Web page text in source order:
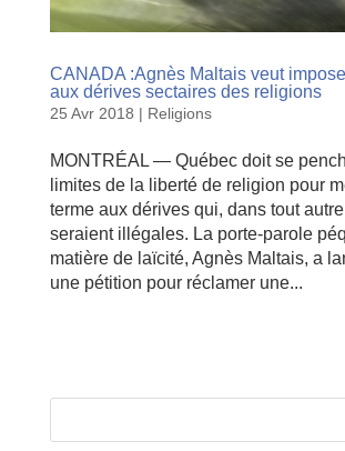
CANADA :Agnès Maltais veut
aux dérives sectaires des religions
25 Avr 2018 | Religions
MONTRÉAL — Québec doit se
limites de la liberté de religion pour
terme aux dérives qui, dans tout
seraient illégales. La porte-parole
matière de laïcité, Agnès Maltais, a
une pétition pour réclamer une...